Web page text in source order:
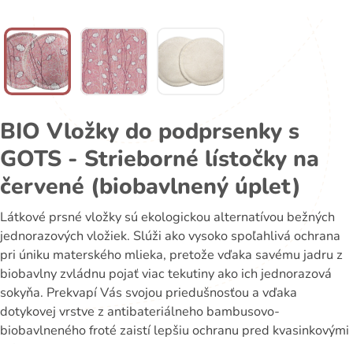
BIO Vložky do podprsenky s
GOTS - Strieborné lístočky na
červené (biobavlnený úplet)
Látkové prsné vložky sú ekologickou alternatívou bežných
jednorazových vložiek. Slúži ako vysoko spoľahlivá ochrana
pri úniku materského mlieka, pretože vďaka savému jadru z
biobavlny zvládnu pojať viac tekutiny ako ich jednorazová
sokyňa. Prekvapí Vás svojou priedušnosťou a vďaka
dotykovej vrstve z antibateriálneho bambusovo-
biobavlneného froté zaistí lepšiu ochranu pred kvasinkovými